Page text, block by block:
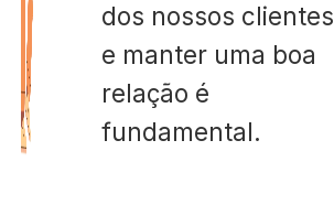
dos nossos clientes
e manter uma boa
relação é
fundamental.